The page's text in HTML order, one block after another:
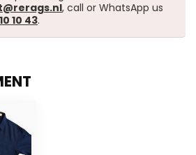
, call or WhatsApp us
10 43.